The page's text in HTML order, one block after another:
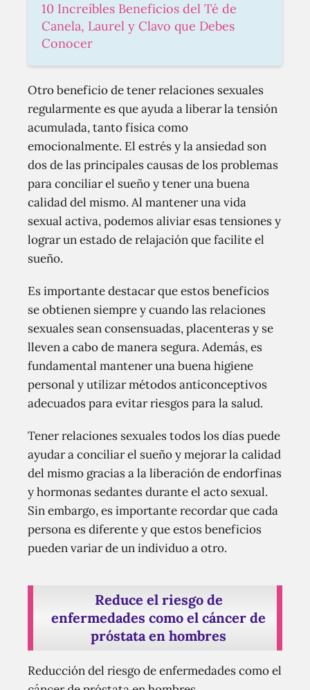
10 Increíbles Beneficios del Té de
Canela, Laurel y Clavo que Debes
Conocer
Otro beneficio de tener relaciones sexuales
regularmente es que ayuda a liberar la tensión
acumulada, tanto física como
emocionalmente. El estrés y la ansiedad son
dos de las principales causas de los problemas
para conciliar el sueño y tener una buena
calidad del mismo. Al mantener una vida
sexual activa, podemos aliviar esas tensiones y
lograr un estado de relajación que facilite el
sueño.
Es importante destacar que estos beneficios
se obtienen siempre y cuando las relaciones
sexuales sean consensuadas, placenteras y se
lleven a cabo de manera segura. Además, es
fundamental mantener una buena higiene
personal y utilizar métodos anticonceptivos
adecuados para evitar riesgos para la salud.
Tener relaciones sexuales todos los días puede
ayudar a conciliar el sueño y mejorar la calidad
del mismo gracias a la liberación de endorfinas
y hormonas sedantes durante el acto sexual.
Sin embargo, es importante recordar que cada
persona es diferente y que estos beneficios
pueden variar de un individuo a otro.
Reduce el riesgo de
enfermedades como el cáncer de
próstata en hombres
Reducción del riesgo de enfermedades como el